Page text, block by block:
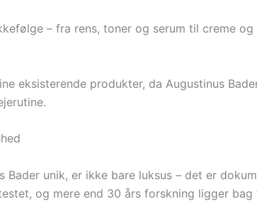
– fra rens, toner og serum til creme
eksisterende produkter, da Augustinus
Bader unik, er ikke bare luksus – det er
og mere end 30 års forskning ligger bag